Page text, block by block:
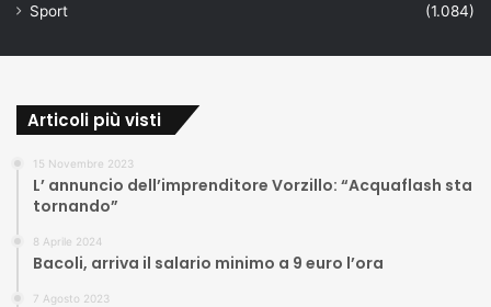
Sport
(1.084)
Articoli più visti
15 Novembre 2023
L’ annuncio dell’imprenditore Vorzillo: “Acquaflash sta
tornando”
8 Aprile 2024
Bacoli, arriva il salario minimo a 9 euro l’ora
7 Agosto 2023